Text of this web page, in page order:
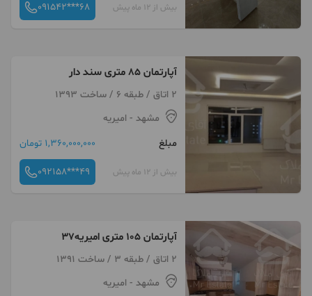
بیش از 12 ماه پیش 091542***68
آپارتمان ۸۵ متری سند دار
2 اتاق / طبقه 6 / ساخت 1393
مشهد - امیریه
مبلغ
1,360,000,000 تومان
بیش از 12 ماه پیش 092158***49
آپارتمان ۱۰۵ متری امیریه۳۷
2 اتاق / طبقه 3 / ساخت 1391
مشهد - امیریه